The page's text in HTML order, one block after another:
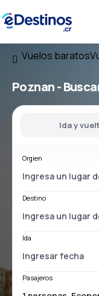
Vuelos baratos
Poznan -
Ida y
Orgien
Destino
Ida
Pasajeros